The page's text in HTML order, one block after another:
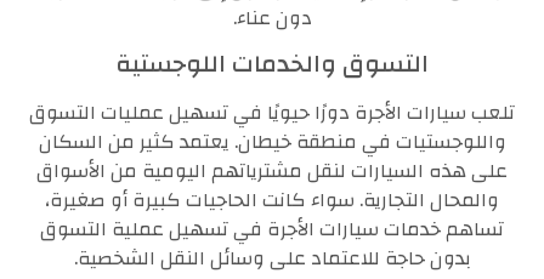
دون عناء.
التسوق والخدمات اللوجستية
تلعب سيارات الأجرة دورًا حيويًا في تسهيل عمليات التسوق
واللوجستيات في منطقة خيطان. يعتمد كثير من السكان
على هذه السيارات لنقل مشترياتهم اليومية من الأسواق
والمحال التجارية. سواء كانت الحاجيات كبيرة أو صغيرة،
تساهم خدمات سيارات الأجرة في تسهيل عملية التسوق
بدون حاجة للاعتماد على وسائل النقل الشخصية.